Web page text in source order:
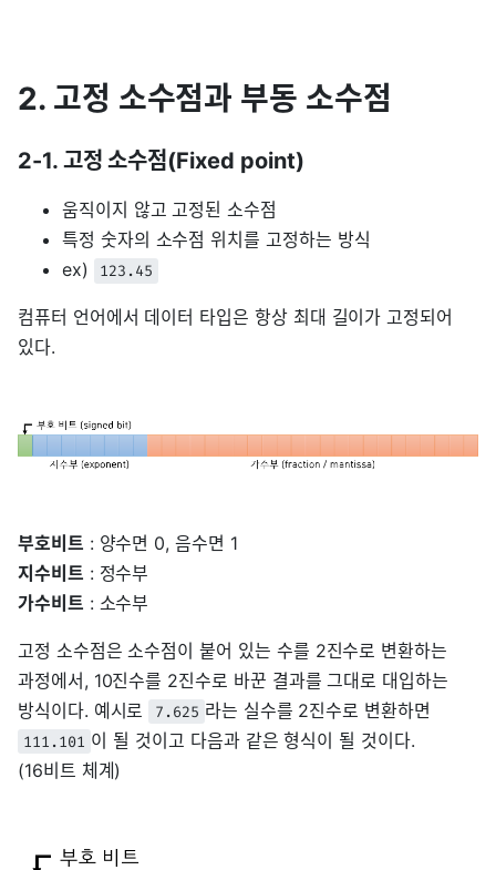
2. 고정 소수점과 부동 소수점
2-1. 고정 소수점(Fixed point)
움직이지 않고 고정된 소수점
특정 숫자의 소수점 위치를 고정하는 방식
ex)
123.45
컴퓨터 언어에서 데이터 타입은 항상 최대 길이가 고정되어
있다.
부호비트 : 양수면 0, 음수면 1
지수비트 : 정수부
가수비트 : 소수부
고정 소수점은 소수점이 붙어 있는 수를 2진수로 변환하는
과정에서, 10진수를 2진수로 바꾼 결과를 그대로 대입하는
방식이다. 예시로
7.625 라는 실수를 2진수로 변환하면
111.101 이 될 것이고 다음과 같은 형식이 될 것이다.
(16비트 체계)